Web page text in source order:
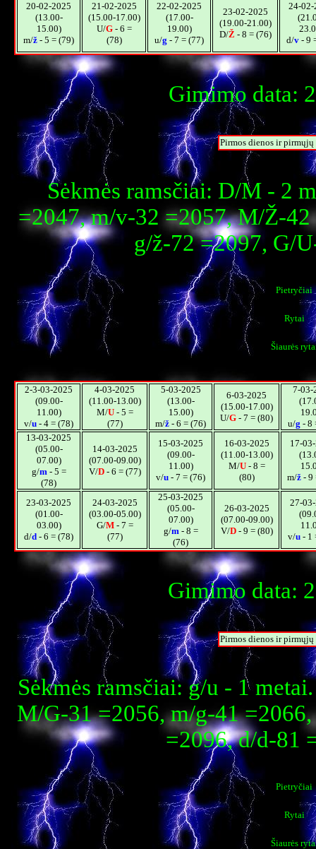
20-02-2025
(13.00-
15.00)
m/ž - 5 = (79)
21-02-2025
(15.00-17.00)
U/G- 6 =
(78)
22-02-2025
(17.00-
19.00)
u/g - 7 = (77)
23-02-2025
(19.00-21.00)
D/Ž - 8 = (76)
24-02-
d/v - 9
Gimimo data:
Pirmos dienos ir
Sėkmės ramsčiai: D/M - 2
=2047, m/v-32 =2057, M/Ž-
g/ž-72 =2097, G/
Pietryčiai
Rytai
Šiaurės
2-3-03-2025
(09.00-
11.00)
v/u - 4 = (78)
4-03-2025
(11.00-13.00)
M/U- 5 =
(77)
5-03-2025
(13.00-
15.00)
m/ž - 6 = (76)
6-03-2025
(15.00-17.00)
U/G - 7 = (80)
7-03-
u/g - 8
13-03-2025
(05.00-
07.00)
g/m- 5 =
(78)
14-03-2025
(07.00-09.00)
V/D- 6 = (77)
15-03-2025
(09.00-
11.00)
v/u - 7 = (76)
16-03-2025
(11.00-13.00)
M/U- 8 =
(80)
17-
m/ž - 9
23-03-2025
(01.00-
03.00)
d/d - 6 = (78)
24-03-2025
(03.00-05.00)
G/M- 7 =
(77)
25-03-2025
(05.00-
07.00)
g/m- 8 =
(76)
26-03-2025
(07.00-09.00)
V/D- 9 = (80)
27-
v/u - 1
Gimimo data:
Pirmos dienos ir
Sėkmės ramsčiai: g/u - 1
M/G-31 =2056, m/g-41
=2096, d/d-81
Pietryčiai
Rytai
Šiaurės